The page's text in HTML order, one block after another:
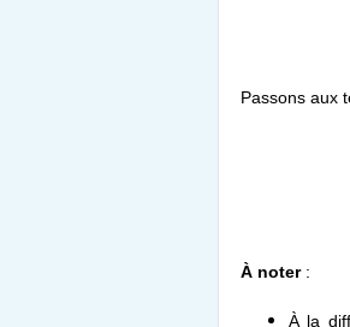
Passons aux
À noter :
À la